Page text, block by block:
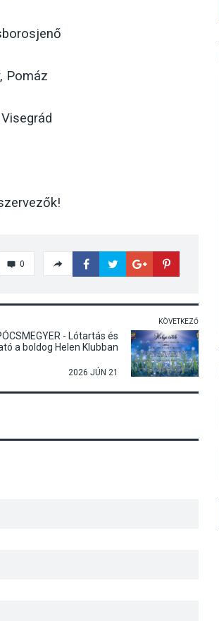
Pomáz
0
KÖVETKEZŐ
- Lótartás és
a boldog Helen Klubban
2026 JÚN 21